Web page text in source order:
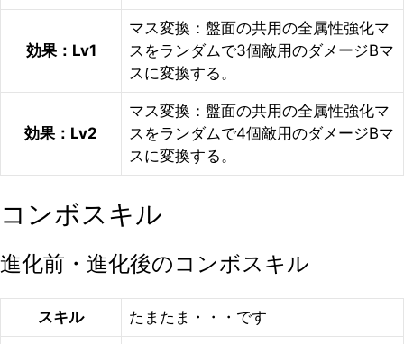
効果：Lv1
マス変換：盤面の共用の全属性強化マ
スをランダムで3個敵用のダメージBマ
スに変換する。
効果：Lv2
マス変換：盤面の共用の全属性強化マ
スをランダムで4個敵用のダメージBマ
スに変換する。
コンボスキル
進化前・進化後のコンボスキル
スキル たまたま・・・です